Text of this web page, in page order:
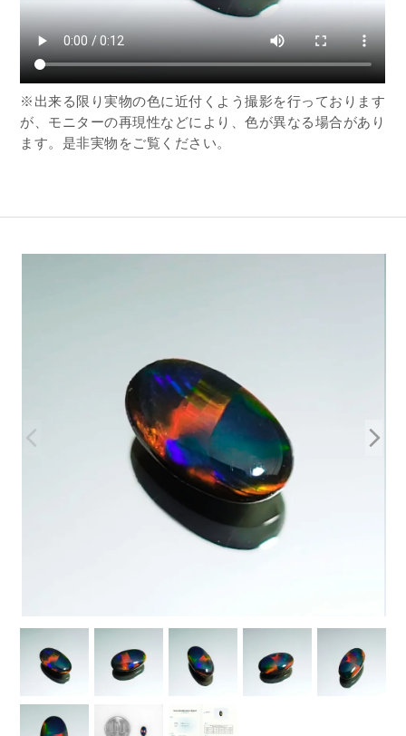
※出来る限り実物の色に近付くよう撮影を行っております
が、モニターの再現性などにより、色が異なる場合があり
ます。是非実物をご覧ください。